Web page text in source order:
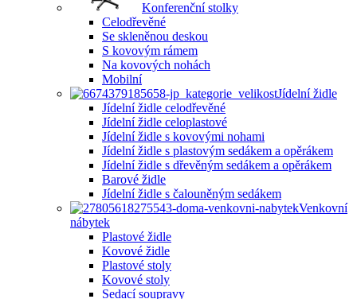
Konferenční stolky
Celodřevěné
Se skleněnou deskou
S kovovým rámem
Na kovových nohách
Mobilní
Jídelní židle
Jídelní židle celodřevěné
Jídelní židle celoplastové
Jídelní židle s kovovými nohami
Jídelní židle s plastovým sedákem a opěrákem
Jídelní židle s dřevěným sedákem a opěrákem
Barové židle
Jídelní židle s čalouněným sedákem
Venkovní
nábytek
Plastové židle
Kovové židle
Plastové stoly
Kovové stoly
Sedací soupravy